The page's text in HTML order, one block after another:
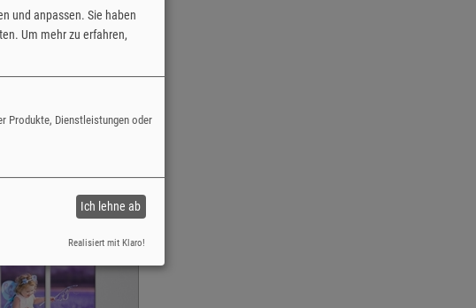
und anpassen. Sie haben
Um mehr zu erfahren,
Produkte, Dienstleistungen oder
Ich lehne ab
Realisiert mit Klaro!